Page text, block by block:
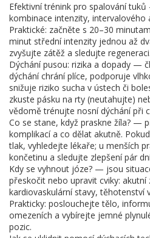
Efektivní trénink pro spalování
kombinace intenzity, intervalového
Praktické: začněte s 20–30
minut střední intenzity jednou až
zvyšujte zátěž a sledujte regeneraci.
Dýchání pusou: rizika a dopady —
dýchání chrání plíce, podporuje
snižuje riziko sucha v ústech či
zkuste pásku na rty (neutahujte)
vědomě trénujte nosní dýchání při
Co se stane, když praskne žíla? —
komplikací a co dělat akutně.
tlak, vyhledejte lékaře; u menších
končetinu a sledujte zlepšení pár
Kdy se vyhnout józe? — jsou
přeskočit nebo upravit cviky:
kardiovaskulární stavy, těhotenství
Prakticky: poslouchejte tělo,
omezeních a vybírejte jemné
pozic.